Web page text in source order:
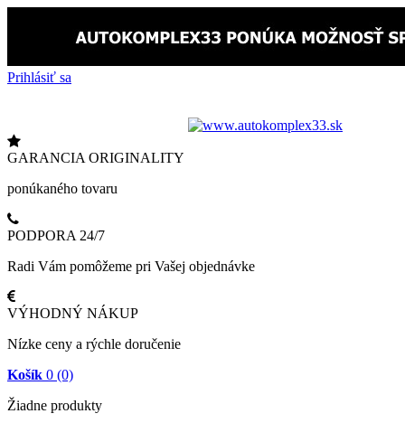
Prihlásiť sa
GARANCIA ORIGINALITY
ponúkaného tovaru
PODPORA 24/7
Radi Vám pomôžeme pri Vašej objednávke
VÝHODNÝ NÁKUP
Nízke ceny a rýchle doručenie
Košík 0 (0)
Žiadne produkty